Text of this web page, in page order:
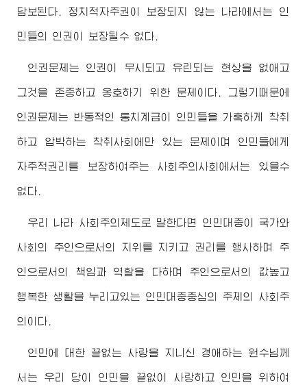
담보된다. 정치적자주권이 보장되지 않는 나라에서는 인
민들의 인권이 보장될수 없다.
인권문제는 인권이 무시되고 유린되는 현상을 없애고
그것을 존중하고 옹호하기 위한 문제이다. 그렇기때문에
인권문제는 반동적인 통치계급이 인민들을 가혹하게 착취
하고 압박하는 착취사회에만 있는 문제이며 인민들에게
자주적권리를 보장하여주는 사회주의사회에서는 있을수
없다.
우리 나라 사회주의제도로 말한다면 인민대중이 국가와
사회의 주인으로서의 지위를 지키고 권리를 행사하며 주
인으로서의 책임과 역할을 다하며 주인으로서의 값높고
행복한 생활을 누리고있는 인민대중중심의 주체의 사회주
의이다.
인민에 대한 끝없는 사랑을 지니신 경애하는 원수님 께
서는 우리 당이 인민을 끝없이 사랑하고 인민을 위하여